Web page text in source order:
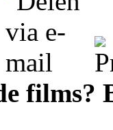
films?